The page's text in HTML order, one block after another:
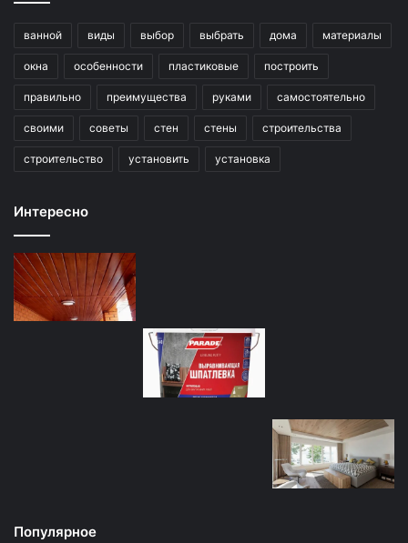
ванной виды выбор выбрать дома материалы
окна особенности пластиковые построить
правильно преимущества руками самостоятельно
своими советы стен стены строительства
строительство установить установка
Интересно
Популярное